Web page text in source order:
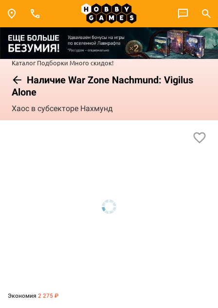
Каталог Подборки Много скидок!
Наличие War Zone Nachmund: Vigilus
Alone
Хаос в субсекторе Нахмунд
Экономия 2 275 ₽